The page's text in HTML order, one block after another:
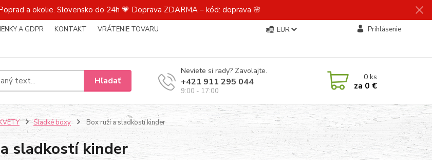
a okolie. Slovensko do 24h 💗 Doprava ZDARMA – kód: doprava 🌸
A GDPR KONTAKT
VRÁTENIE TOVARU
EUR Prihlásenie
Hľadať
Neviete si rady? Zavolajte.
+421 911 295 044
9:00 - 17:00
0ks
za 0 €
Sladké boxy Box ruží a sladkostí kinder
sladkostí kinder